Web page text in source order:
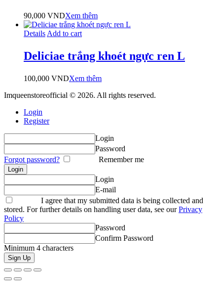
90,000 VNDXem thêm
Details Add to cart
Deliciae trắng khoét ngực ren L
100,000 VNDXem thêm
Imqueenstoreofficial © 2026. All rights reserved.
Login
Register
Login
Password
Forgot password?
Remember me
Login
E-mail
I agree that my submitted data is being collected and
stored. For further details on handling user data, see ourPrivacy
Policy
Password
Confirm Password
Minimum 4 characters